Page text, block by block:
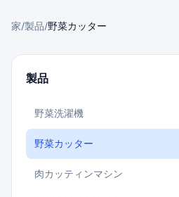
家/製品/野菜カッター
製品
野菜洗濯機
野菜カッター
肉カッティンマシン